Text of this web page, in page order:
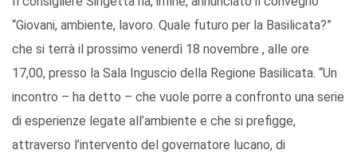
“Giovani, ambiente, lavoro. Quale futuro per la Basilicata?”
che si terrà il prossimo venerdì 18 novembre , alle ore
17,00, presso la Sala Inguscio della Regione Basilicata. “Un
incontro – ha detto – che vuole porre a confronto una serie
di esperienze legate all’ambiente e che si prefigge,
attraverso l’intervento del governatore lucano, di